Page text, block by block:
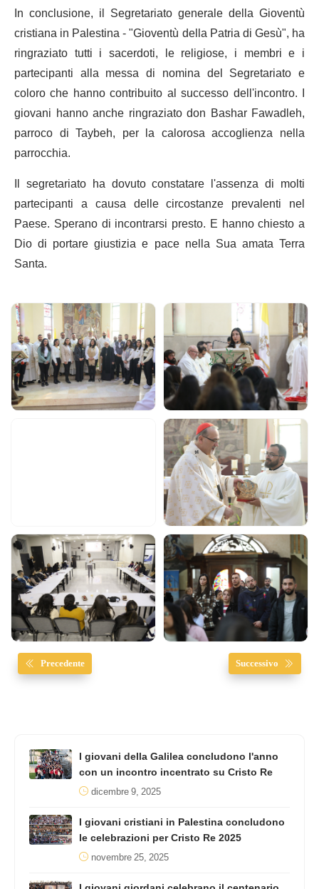
In conclusione, il Segretariato generale della Gioventù
cristiana in Palestina - "Gioventù della Patria di Gesù", ha
ringraziato tutti i sacerdoti, le religiose, i membri e i
partecipanti alla messa di nomina del Segretariato e
coloro che hanno contribuito al successo dell'incontro. I
giovani hanno anche ringraziato don Bashar Fawadleh,
parroco di Taybeh, per la calorosa accoglienza nella
parrocchia.
Il segretariato ha dovuto constatare l'assenza di molti
partecipanti a causa delle circostanze prevalenti nel
Paese. Sperano di incontrarsi presto. E hanno chiesto a
Dio di portare giustizia e pace nella Sua amata Terra
Santa.
Precedente Successivo
I giovani della Galilea concludono l'anno
con un incontro incentrato su Cristo Re
dicembre 9, 2025
I giovani cristiani in Palestina concludono
le celebrazioni per Cristo Re 2025
novembre 25, 2025